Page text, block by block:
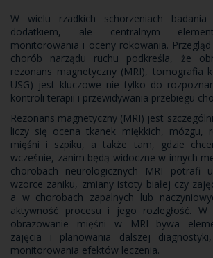
W wielu rzadkich schorzeniach
dodatkiem, ale centralnym
monitorowania i oceny rokowania.
chorób narządu ruchu podkreśla, że
rezonans magnetyczny (MRI), tomografia
USG) jest kluczowe nie tylko do
kontroli terapii i przewidywania przebiegu
Rezonans magnetyczny (MRI) jest
liczy się ocena tkanek miękkich, mózgu,
mięśni i szpiku, a także tam, gdzie
wcześnie, zanim będą widoczne w innych
chorobach neurologicznych MRI potrafi
wzorce zaniku, zmiany istoty białej czy
a w chorobach zapalnych lub
aktywność procesu i jego rozległość. W
obrazowanie mięśni w MRI bywa
zajęcia i planowania dalszej
monitorowania efektów leczenia.